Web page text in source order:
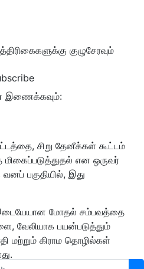
குழுசேரவும்
இணைக்கவும்:
சிறு தேனீக்கள் கூட்டம்
மிகைப்படுத்துதல் என ஒருவர்
பகுதியில், இது
மோதல் சம்பவத்தை
வேலியாக பயன்படுத்தும்
மற்றும் கிராம தொழில்கள்